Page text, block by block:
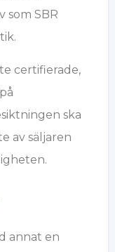
som SBR
certifierade,
ska
av säljaren
annat en